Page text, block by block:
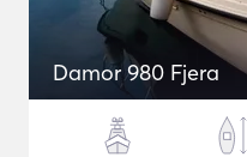
Damor 980 Fjera